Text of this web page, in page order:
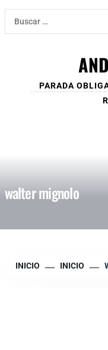
Ir
contenido
Buscar:
PARADA
walter mignolo
INICIO INICIO